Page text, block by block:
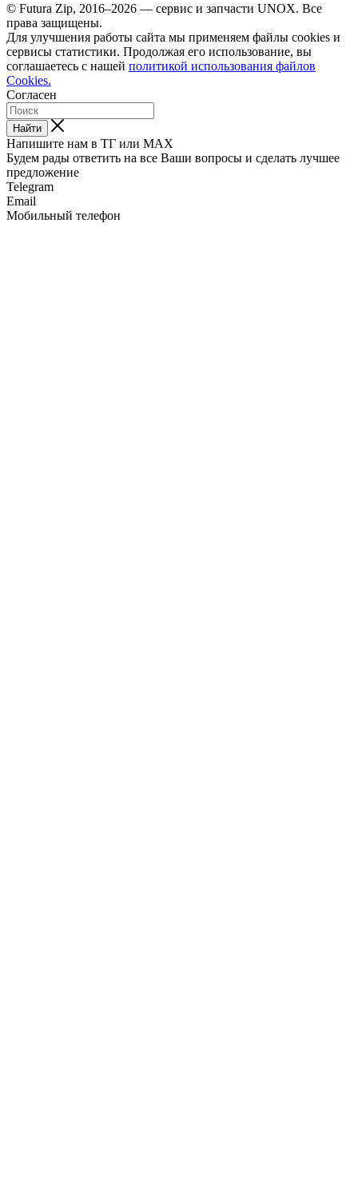
© Futura Zip, 2016–2026 — сервис и запчасти UNOX. Все
права защищены.
Для улучшения работы сайта мы применяем файлы cookies и
сервисы статистики. Продолжая его использование, вы
соглашаетесь с нашей политикой использования файлов
Cookies.
Согласен
Найти
Напишите нам в ТГ или MAX
Будем рады ответить на все Ваши вопросы и сделать лучшее
предложение
Telegram
Email
Мобильный телефон